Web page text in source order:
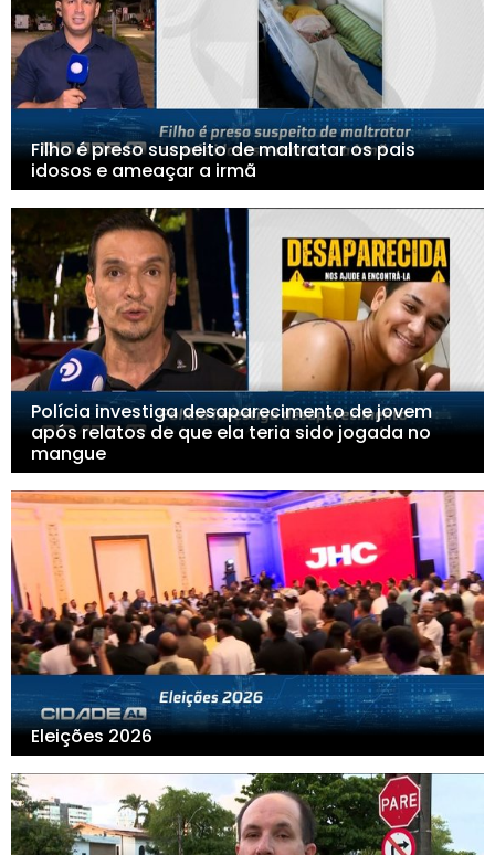
Filho é preso suspeito de maltratar os pais
idosos e ameaçar a irmã
Polícia investiga desaparecimento de jovem
após relatos de que ela teria sido jogada no
mangue
Eleições 2026